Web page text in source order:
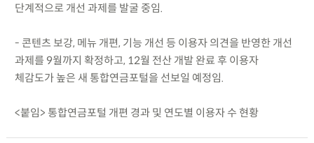
단계적으로 개선 과제를 발굴 중임.
- 콘텐츠 보강, 메뉴 개편, 기능 개선 등 이용자 의견을 반영한 개선
과제를 9월까지 확정하고, 12월 전산 개발 완료 후 이용자
체감도가 높은 새 통합연금포털을 선보일 예정임.
<붙임> 통합연금포털 개편 경과 및 연도별 이용자 수 현황